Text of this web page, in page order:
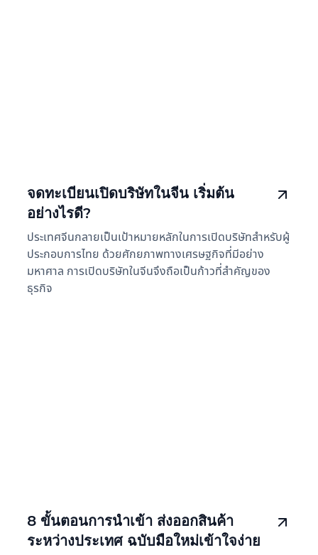
จดทะเบียนเปิดบริษัทในจีน เริ่มต้น
อย่างไรดี?
ประเทศจีนกลายเป็นเป้าหมายหลักในการเปิดบริษัทสำหรับผู้
ประกอบการไทย ด้วยศักยภาพทางเศรษฐกิจที่มีอย่าง
มหาศาล การเปิดบริษัทในจีนจึงถือเป็นก้าวที่สำคัญของ
ธุรกิจ
8 ขั้นตอนการนำเข้า ส่งออกสินค้า
ระหว่างประเทศ ฉบับมือใหม่เข้าใจง่าย